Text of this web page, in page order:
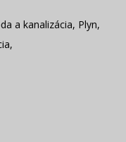
a kanalizácia, Plyn,
,